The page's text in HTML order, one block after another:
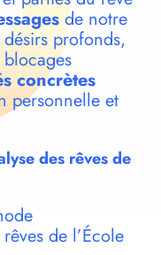
de notre
profonds,
concrètes
personnelle et
des rêves de
de l’École